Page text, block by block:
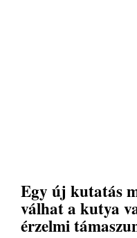
Egy új kutatás
válhat a kutya
érzelmi